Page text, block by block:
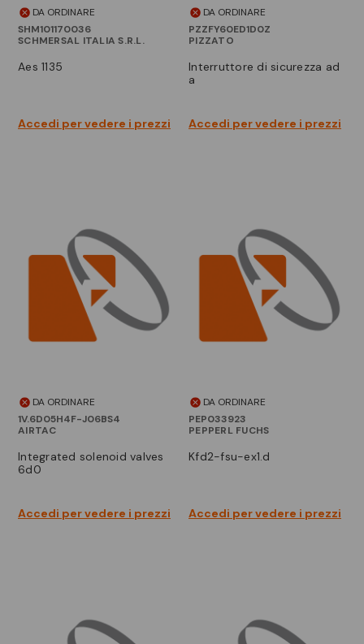
DA ORDINARE
SHM101170036
SCHMERSAL ITALIA S.R.L.
aes 1135
Accedi per vedere i prezzi
DA ORDINARE
PZZFY60ED1D0Z
PIZZATO
interruttore di sicurezza ad
a
Accedi per vedere i prezzi
DA ORDINARE
1V.6D05H4F-J06BS4
AIRTAC
integrated solenoid valves
6d0
Accedi per vedere i prezzi
DA ORDINARE
PEP033923
PEPPERL FUCHS
kfd2-fsu-ex1.d
Accedi per vedere i prezzi